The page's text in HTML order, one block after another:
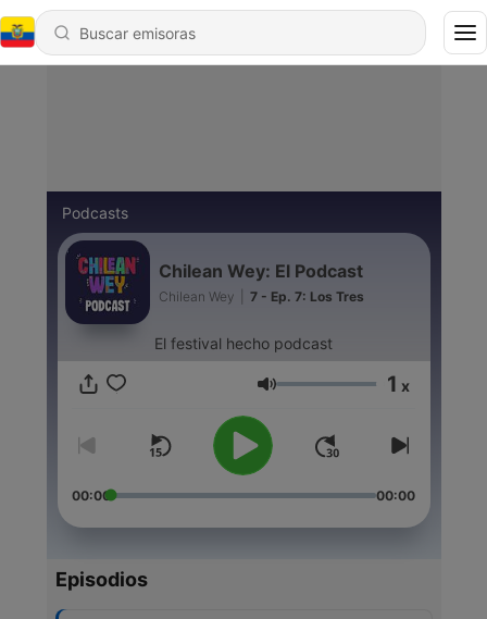
Podcasts
Chilean Wey: El Podcast
Chilean Wey 7 - Ep. 7: Los Tres
El festival hecho podcast
Volumen 1 x
00:00 00:00
Episodios